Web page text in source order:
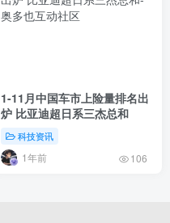
1-11月中国车市上险量排名出
炉 比亚迪超日系三杰总和
科技资讯
1年前 106